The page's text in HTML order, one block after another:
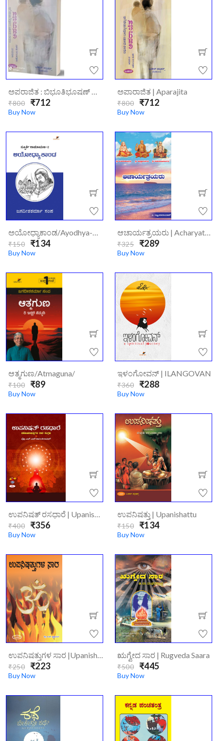
ಅಪರಾಜಿತ : ಬಿಭೂತಿಭೂಷಣ್ ಬಂದೋಪಾಧ್ಯಾಯ | Aparajitha
₹800 ₹712
Buy Now
ಅಪಾರಾಜಿತ | Aparajita
₹800 ₹712
Buy Now
ಅಯೋಧ್ಯಾಕಾಂಡ/ayodhya-Kaanda/
₹150 ₹134
Buy Now
ಆಚಾರ್ಯತ್ರಯರು | Acharyatrayaru
₹325 ₹289
Buy Now
ಆತ್ಮಗುಣ/atmaguna/
₹100 ₹89
Buy Now
ಇಳಂಗೋವನ್ | ILANGOVAN
₹360 ₹288
Buy Now
ಉಪನಿಷತ್ ರಸಧಾರೆ | Upanishath Rasadhare : Dashopanishattugala Sara Sangraha
₹400 ₹356
Buy Now
ಉಪನಿಷತ್ತು | Upanishattu
₹150 ₹134
Buy Now
ಉಪನಿಷತ್ತುಗಳ ಸಾರ |Upanishattugala Saara
₹250 ₹223
Buy Now
ಋಗ್ವೇದ ಸಾರ | Rugveda Saara
₹500 ₹445
Buy Now